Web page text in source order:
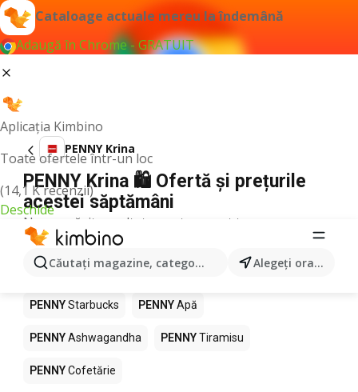
Cataloage actuale mereu la îndemână
Adaugă în Chrome - GRATUIT
Aplicația Kimbino
Toate ofertele într-un loc
(14,1 K recenzii)
Deschide
Căutaţi magazine, categorii, produse... Alegeţi oraşul
PENNY Krina
PENNY Krina 🛍️ Ofertă și prețurile
acestei săptămâni
Nu am găsit rezultate pentru acest termen.
Alte produse în magazine PENNY
PENNY Pizza PENNY Mango LEGO
PENNYStarbucks PENNYApă
PENNYAshwagandha PENNYTiramisu
PENNYCofetărie